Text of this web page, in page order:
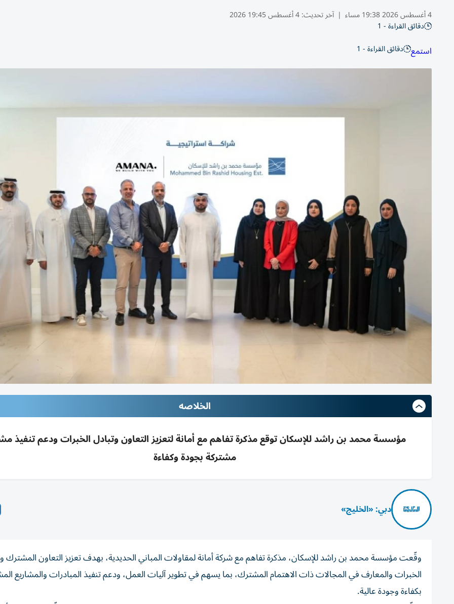
4 أغسطس 2026 19:38 مساء | آخر تحديث:4 أغسطس 19:45 2026
دقائق القراءة - 1
استمع دقائق القراءة - 1
الخلاصه
مؤسسة محمد بن راشد للإسكان توقع مذكرة تفاهم مع أمانة لتعزيز التعاون وتبادل الخبرات ودعم تنفيذ
مشتركة بجودة وكفاءة
دبي: «الخليج»
وقّعت مؤسسة محمد بن راشد للإسكان، مذكرة تفاهم مع شركة أمانة لمقاولات المباني الحديدية، بهدف تعزيز التعاون المشترك
الخبرات والمعارف في المجالات ذات الاهتمام المشترك، بما يسهم في تطوير آليات العمل، ودعم تنفيذ المبادرات والمشاريع
بكفاءة وجودة عالية.